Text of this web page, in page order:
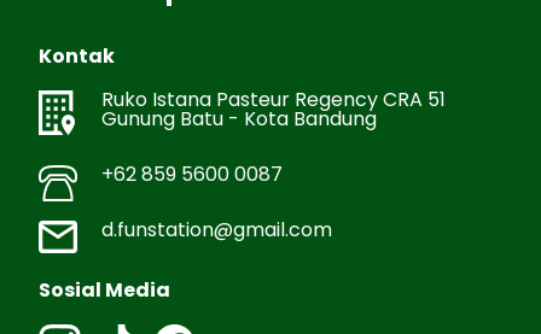
Kontak
Ruko Istana Pasteur Regency CRA 51
Gunung Batu - Kota Bandung
+62 859 5600 0087
d.funstation@gmail.com
Sosial Media